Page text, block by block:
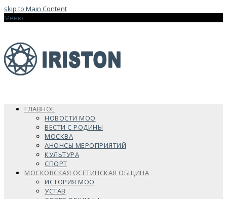
skip to Main Content
Меню
ГЛАВНОЕ
НОВОСТИ МОО
ВЕСТИ С РОДИНЫ
МОСКВА
АНОНСЫ МЕРОПРИЯТИЙ
КУЛЬТУРА
СПОРТ
МОСКОВСКАЯ ОСЕТИНСКАЯ ОБЩИНА
ИСТОРИЯ МОО
УСТАВ